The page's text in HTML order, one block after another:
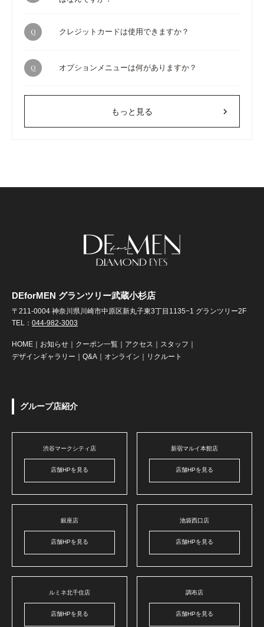
Q クレジットカードは使用できますか？
Q オプションメニューは何がありますか？
もっと見る chevron_right
DEforMEN グランツリー武蔵小杉店
〒211-0004 神奈川県川崎市中原区新丸子東3丁目1135−1 グランツリー2F
TEL： 044-982-3003
HOME ｜ お知らせ ｜ クーポン一覧 ｜ アクセス ｜ スタッフ ｜
デザインギャラリー ｜ Q&A ｜ オンライン ｜ リクルート
グループ店紹介
渋谷マークシティ店
店舗HPを見る
新宿マルイ本館店
店舗HPを見る
銀座店
店舗HPを見る
池袋西口店
店舗HPを見る
ルミネ北千住店
店舗HPを見る
調布店
店舗HPを見る